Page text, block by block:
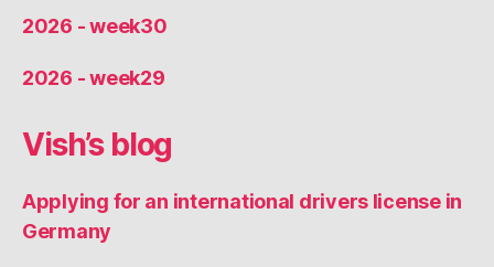
2026 - week30
2026 - week29
Vish’s blog
Applying for an international drivers license in
Germany